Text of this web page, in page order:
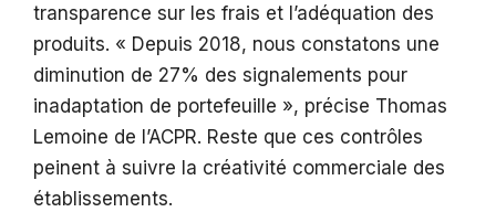
transparence sur les frais et l’adéquation des
produits. « Depuis 2018, nous constatons une
diminution de 27% des signalements pour
inadaptation de portefeuille », précise Thomas
Lemoine de l’ACPR. Reste que ces contrôles
peinent à suivre la créativité commerciale des
établissements.